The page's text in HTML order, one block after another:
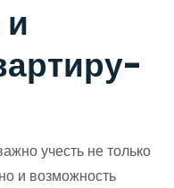
учесть не только
и возможность